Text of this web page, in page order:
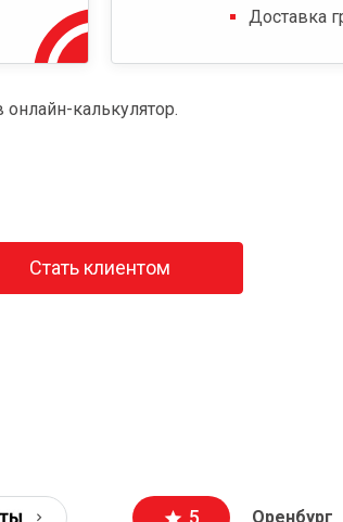
Доставка
калькулятор.
Стать клиентом
5 Оренбург